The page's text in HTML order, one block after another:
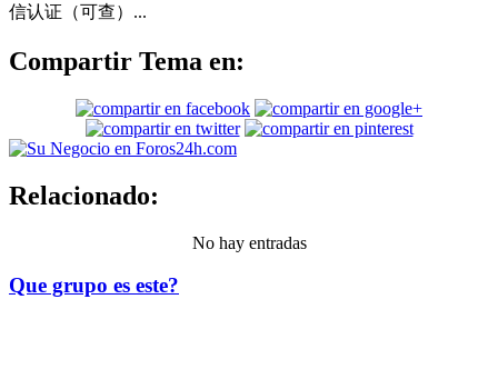
信认证（可查）...
Compartir Tema en:
Relacionado:
No hay entradas
Que grupo es este?